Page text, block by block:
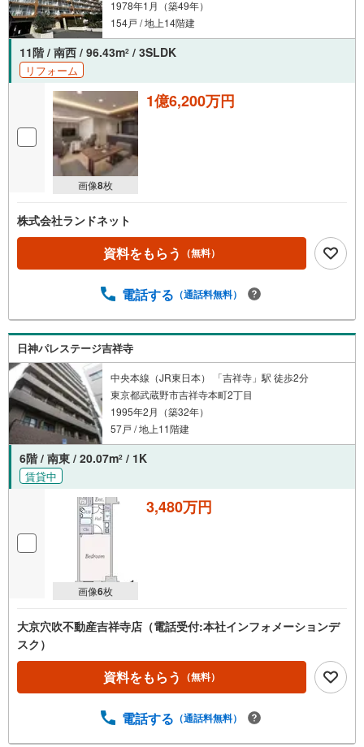
1978年1月（築49年）
154戸 / 地上14階建
11階 / 南西 / 96.43m2 / 3SLDK
リフォーム
画像8枚
1億6,200万円
株式会社ランドネット
資料をもらう （無料）
電話する （通話料無料）
日神パレステージ吉祥寺
中央本線（JR東日本） 「吉祥寺」駅 徒歩2分
東京都武蔵野市吉祥寺本町2丁目
1995年2月（築32年）
57戸 / 地上11階建
6階 / 南東 / 20.07m2 / 1K
賃貸中
画像6枚
3,480万円
大京穴吹不動産吉祥寺店（電話受付:本社インフォメーションデ
スク）
資料をもらう （無料）
電話する （通話料無料）